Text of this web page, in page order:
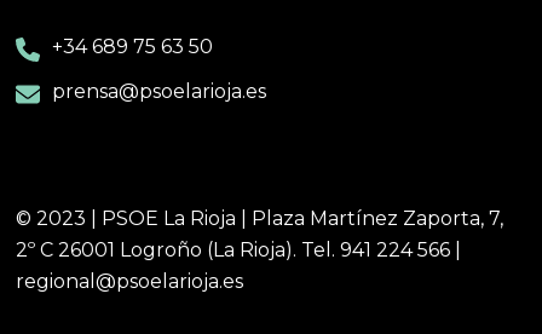
+34 689 75 63 50
prensa@psoelarioja.es
© 2023 | PSOE La Rioja | Plaza Martínez Zaporta, 7,
2º C 26001 Logroño (La Rioja). Tel. 941 224 566 |
regional@psoelarioja.es